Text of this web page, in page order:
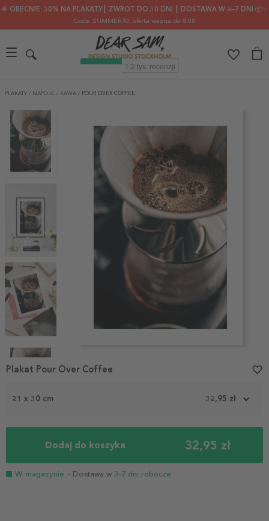
🌟 OBECNIE: 30% NA PLAKATY┃ ZWROT DO 30 DNI ┃ DOSTAWA W 2–7 DNI 📦✨
Code: SUMMER30, oferta ważna do 8.08
PLAKATY / NAPOJE / KAWA / POUR OVER COFFEE
1
21 x 30 cm 32,95 zł
Dodaj do koszyka 32,95 zł
W magazynie - Dostawa w 3-7 dni robocze
Plakat Pour Over Coffee favorite_border